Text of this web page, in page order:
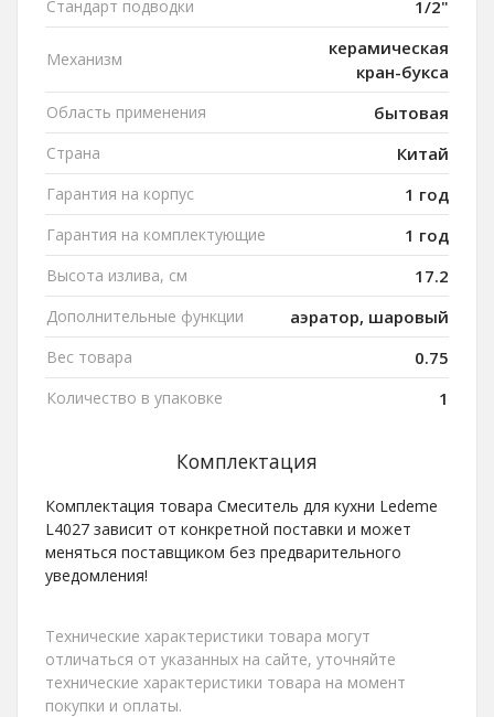
Стандарт подводки 1/2"
Механизм
керамическая
кран-букса
Область применения бытовая
Страна Китай
Гарантия на корпус 1 год
Гарантия на комплектующие 1 год
Высота излива, см 17.2
Дополнительные функции аэратор, шаровый
Вес товара 0.75
Количество в упаковке 1
Комплектация
Комплектация товара Смеситель для кухни Ledeme
L4027 зависит от конкретной поставки и может
меняться поставщиком без предварительного
уведомления!
Технические характеристики товара могут
отличаться от указанных на сайте, уточняйте
технические характеристики товара на момент
покупки и оплаты.